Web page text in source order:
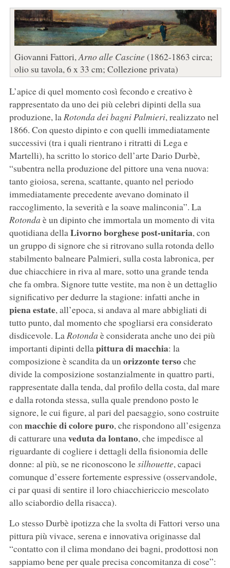
Giovanni Fattori,Arno alle Cascine (1862-1863 circa;
olio su tavola, 6 x 33 cm; Collezione privata)
L’apice di quel momento così fecondo e creativo è
rappresentato da uno dei più celebri dipinti della sua
produzione, laRotonda dei bagni Palmieri, realizzato nel
1866. Con questo dipinto e con quelli immediatamente
successivi (tra i quali rientrano i ritratti di Lega e
Martelli), ha scritto lo storico dell’arte Dario Durbè,
“subentra nella produzione del pittore una vena nuova:
tanto gioiosa, serena, scattante, quanto nel periodo
immediatamente precedente avevano dominato il
raccoglimento, la severità e la soave malinconia”. La
Rotonda è un dipinto che immortala un momento di vita
quotidiana dellaLivorno borghese post-unitaria, con
un gruppo di signore che si ritrovano sulla rotonda dello
stabilmento balneare Palmieri, sulla costa labronica, per
due chiacchiere in riva al mare, sotto una grande tenda
che fa ombra. Signore tutte vestite, ma non è un dettaglio
significativo per dedurre la stagione: infatti anche in
piena estate, all’epoca, si andava al mare abbigliati di
tutto punto, dal momento che spogliarsi era considerato
disdicevole. LaRotonda è considerata anche uno dei più
importanti dipinti dellapittura di macchia: la
composizione è scandita da unorizzonte tersoche
divide la composizione sostanzialmente in quattro parti,
rappresentate dalla tenda, dal profilo della costa, dal mare
e dalla rotonda stessa, sulla quale prendono posto le
signore, le cui figure, al pari del paesaggio, sono costruite
conmacchie di colore puro, che rispondono all’esigenza
di catturare unaveduta da lontano, che impedisce al
riguardante di cogliere i dettagli della fisionomia delle
donne: al più, se ne riconoscono lesilhouette, capaci
comunque d’essere fortemente espressive (osservandole,
ci par quasi di sentire il loro chiacchiericcio mescolato
allo sciabordio della risacca).
Lo stesso Durbè ipotizza che la svolta di Fattori verso una
pittura più vivace, serena e innovativa originasse dal
“contatto con il clima mondano dei bagni, prodottosi non
sappiamo bene per quale precisa concomitanza di cose”: